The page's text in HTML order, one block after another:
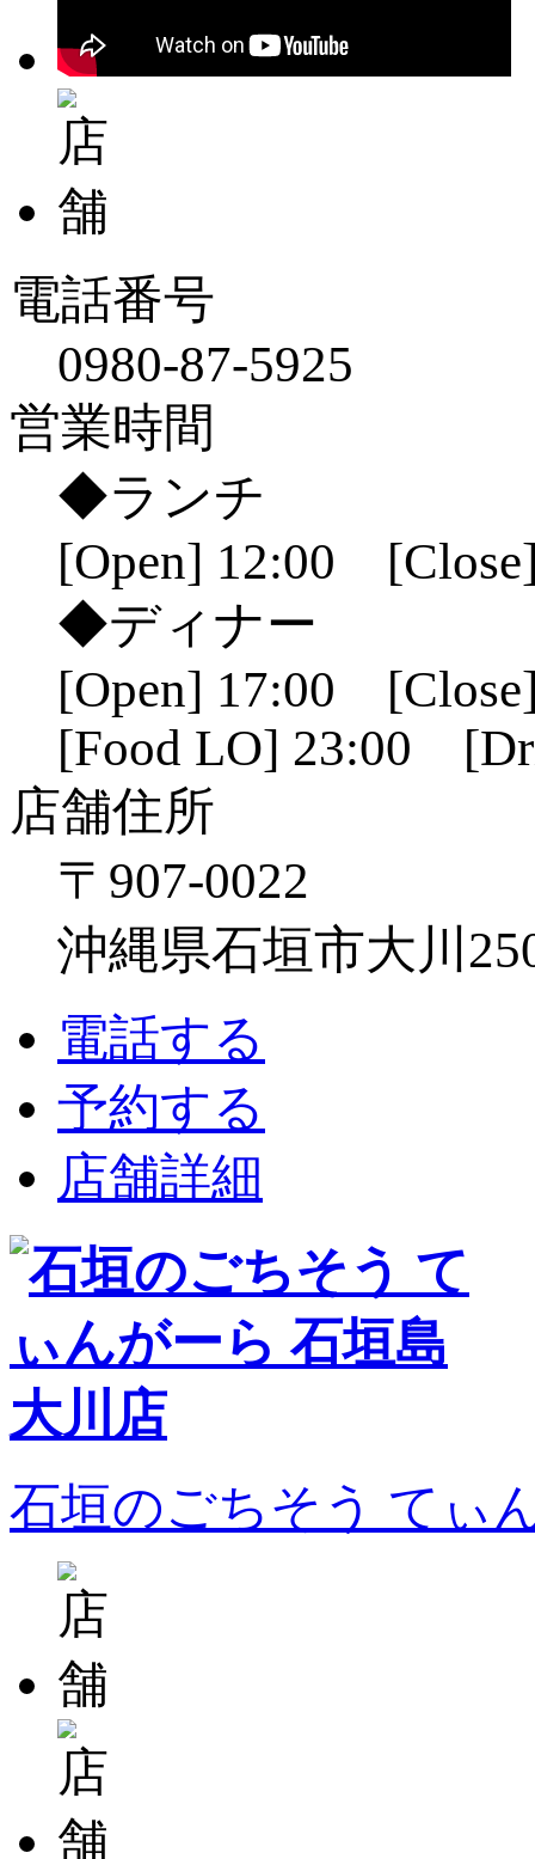
電話番号
0980-87-5925
営業時間
◆ランチ
[Open] 12:00
◆ディナー
[Open] 17:00
[Food LO] 23:00
店舗住所
〒907-0022
沖縄県石垣市大川
電話する
予約する
店舗詳細
石垣のごちそう てぃ